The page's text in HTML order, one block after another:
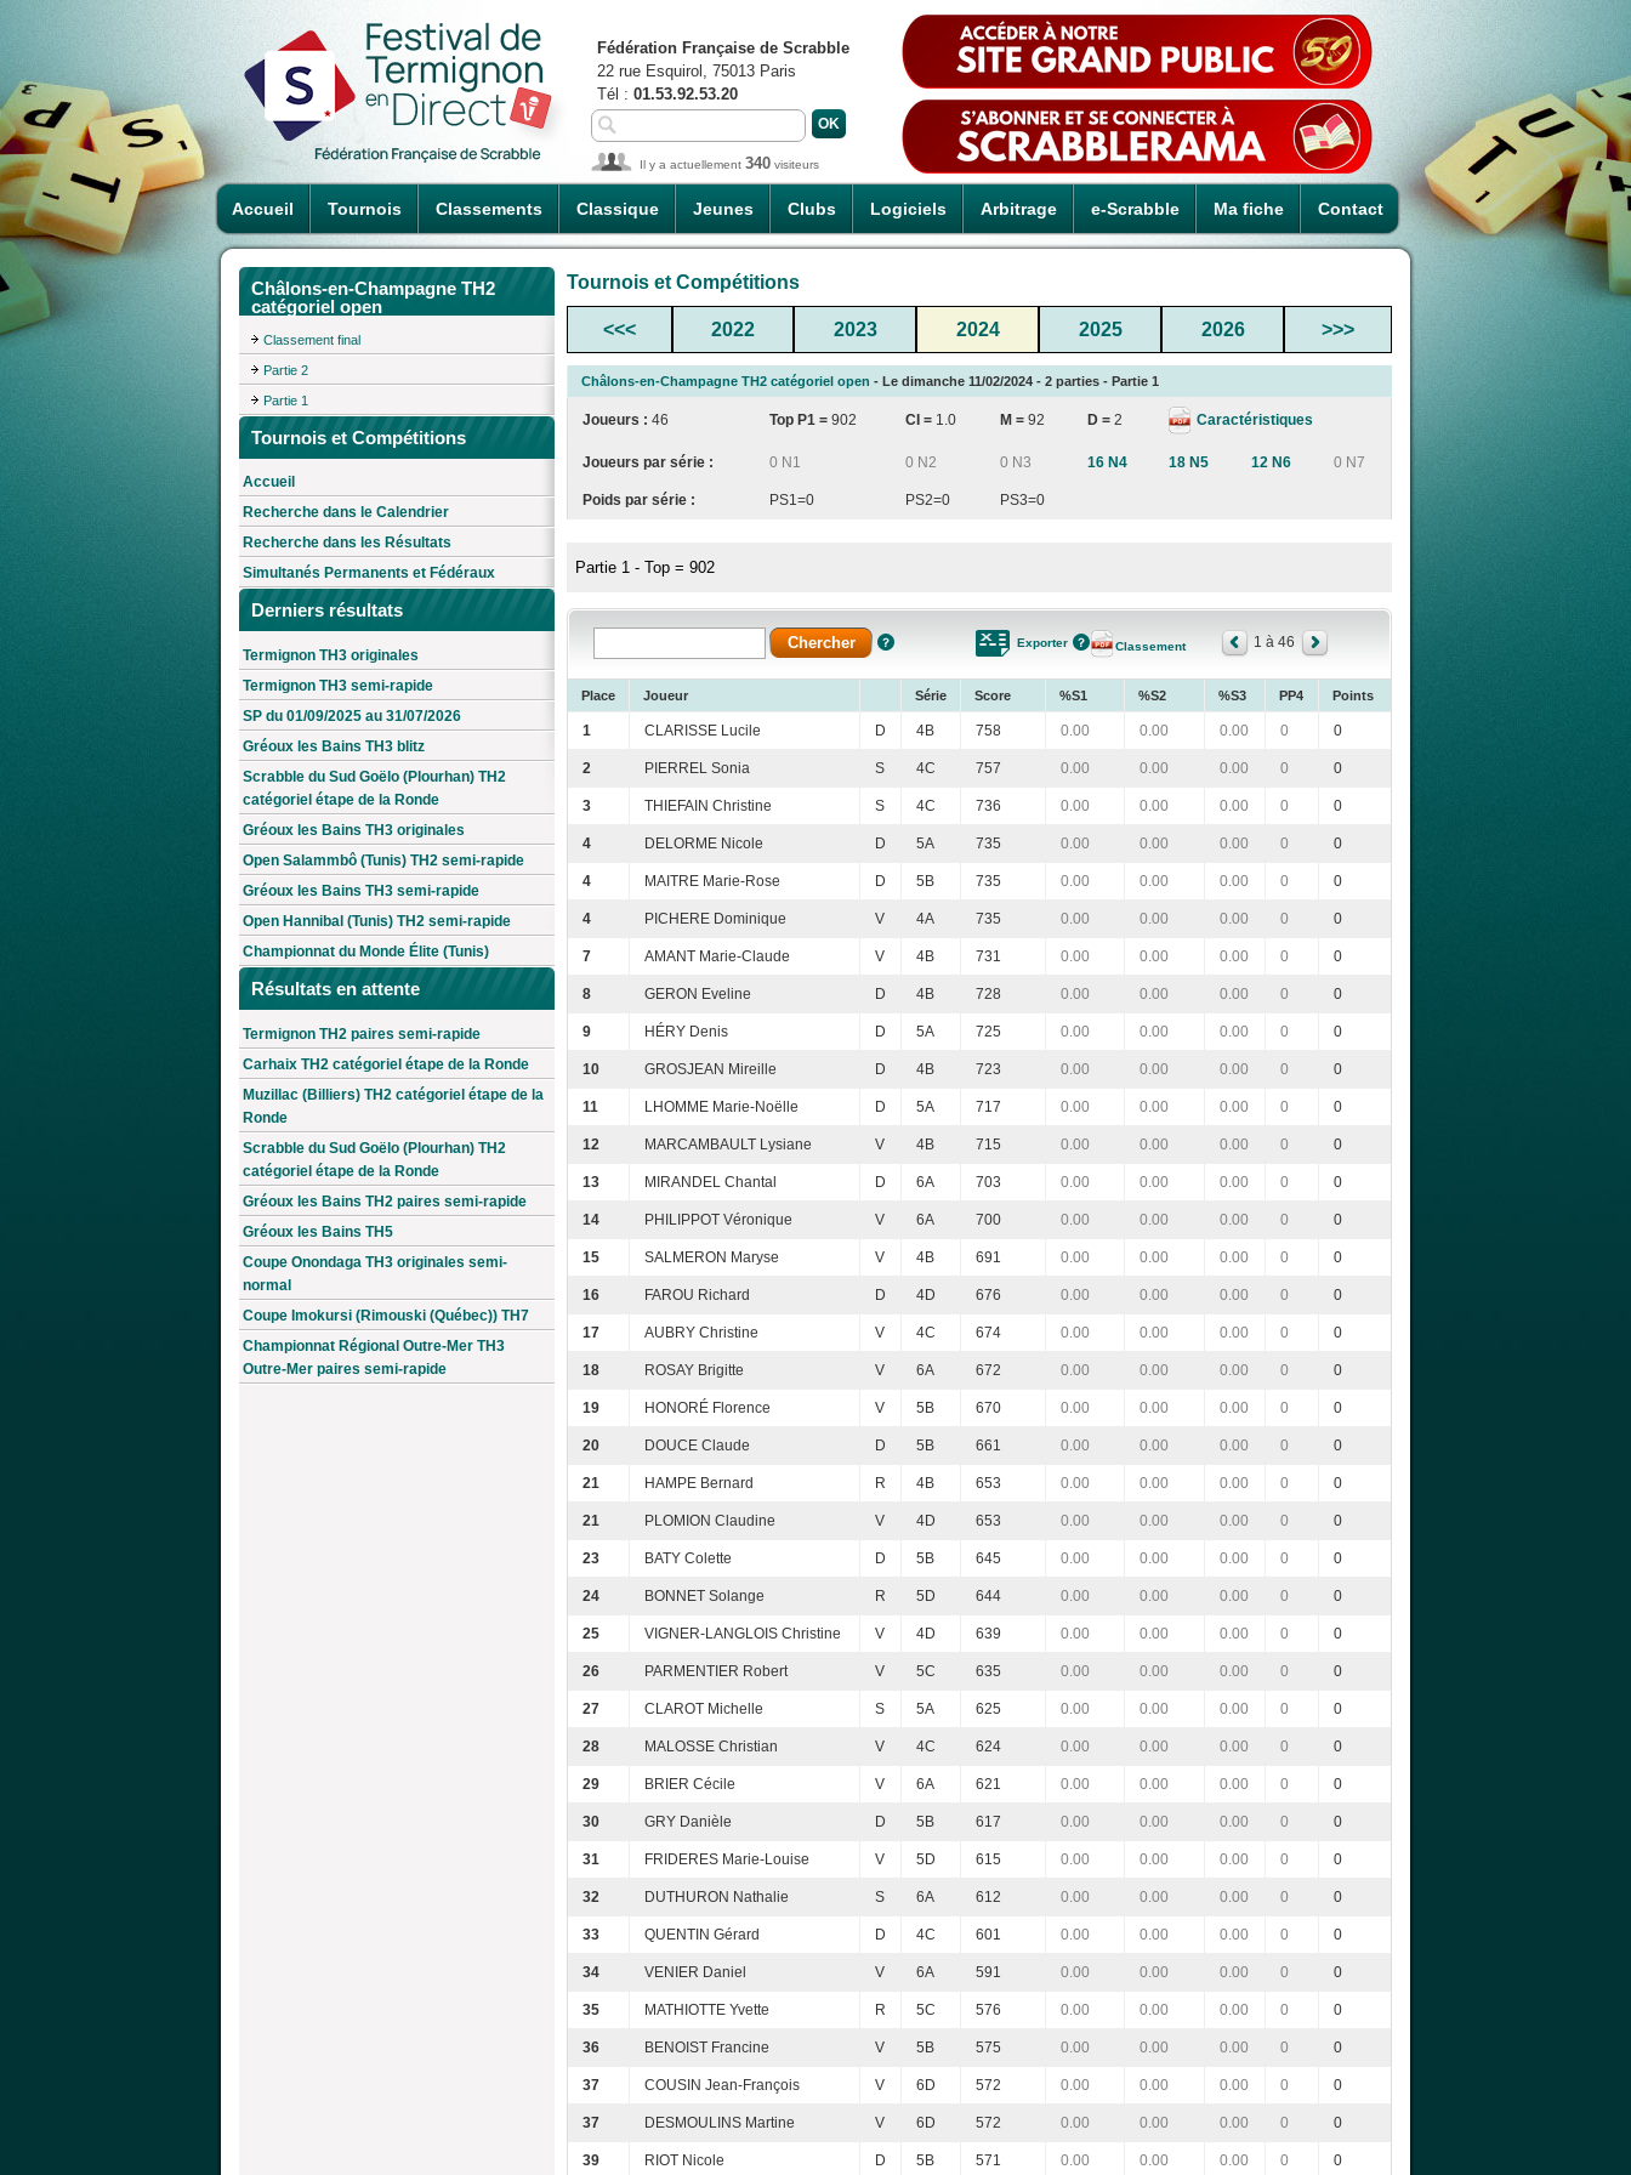
Accueil Tournois Classements Classique Jeunes Clubs Logiciels Arbitrage e-Scrabble Ma fiche Contact
Fédération Française de Scrabble
22 rue Esquirol, 75013 Paris
Tél : 01.53.92.53.20
Il y a actuellement 340 visiteurs
Châlons-en-Champagne TH2
catégoriel open
Classement final
Partie 2
Partie 1
Tournois et Compétitions
Accueil
Recherche dans le Calendrier
Recherche dans les Résultats
Simultanés Permanents et Fédéraux
Derniers résultats
Termignon TH3 originales
Termignon TH3 semi-rapide
SP du 01/09/2025 au 31/07/2026
Gréoux les Bains TH3 blitz
Scrabble du Sud Goëlo (Plourhan) TH2
catégoriel étape de la Ronde
Gréoux les Bains TH3 originales
Open Salammbô (Tunis) TH2 semi-rapide
Gréoux les Bains TH3 semi-rapide
Open Hannibal (Tunis) TH2 semi-rapide
Championnat du Monde Élite (Tunis)
Résultats en attente
Termignon TH2 paires semi-rapide
Carhaix TH2 catégoriel étape de la Ronde
Muzillac (Billiers) TH2 catégoriel étape de la
Ronde
Scrabble du Sud Goëlo (Plourhan) TH2
catégoriel étape de la Ronde
Gréoux les Bains TH2 paires semi-rapide
Gréoux les Bains TH5
Coupe Onondaga TH3 originales semi-
normal
Coupe Imokursi (Rimouski (Québec)) TH7
Championnat Régional Outre-Mer TH3
Outre-Mer paires semi-rapide
Tournois et Compétitions
<<< 2022 2023 2024 2025 2026 >>>
Châlons-en-Champagne TH2 catégoriel open - Le dimanche 11/02/2024 - 2 parties - Partie 1
Joueurs : 46 Top P1 = 902 CI = 1.0 M = 92 D = 2 Caractéristiques
Joueurs par série : 0 N1 0 N2 0 N3 16 N4 18 N5 12 N6 0 N7
Poids par série : PS1=0 PS2=0 PS3=0
Partie 1 - Top = 902
Exporter Classement 1 à 46
Place Joueur Série Score %S1 %S2 %S3 PP4 Points
1 CLARISSE Lucile D 4B 758 0.00 0.00 0.00 0 0
2 PIERREL Sonia S 4C 757 0.00 0.00 0.00 0 0
3 THIEFAIN Christine S 4C 736 0.00 0.00 0.00 0 0
4 DELORME Nicole D 5A 735 0.00 0.00 0.00 0 0
4 MAITRE Marie-Rose D 5B 735 0.00 0.00 0.00 0 0
4 PICHERE Dominique V 4A 735 0.00 0.00 0.00 0 0
7 AMANT Marie-Claude V 4B 731 0.00 0.00 0.00 0 0
8 GERON Eveline D 4B 728 0.00 0.00 0.00 0 0
9 HÉRY Denis D 5A 725 0.00 0.00 0.00 0 0
10 GROSJEAN Mireille D 4B 723 0.00 0.00 0.00 0 0
11 LHOMME Marie-Noëlle D 5A 717 0.00 0.00 0.00 0 0
12 MARCAMBAULT Lysiane V 4B 715 0.00 0.00 0.00 0 0
13 MIRANDEL Chantal D 6A 703 0.00 0.00 0.00 0 0
14 PHILIPPOT Véronique V 6A 700 0.00 0.00 0.00 0 0
15 SALMERON Maryse V 4B 691 0.00 0.00 0.00 0 0
16 FAROU Richard D 4D 676 0.00 0.00 0.00 0 0
17 AUBRY Christine V 4C 674 0.00 0.00 0.00 0 0
18 ROSAY Brigitte V 6A 672 0.00 0.00 0.00 0 0
19 HONORÉ Florence V 5B 670 0.00 0.00 0.00 0 0
20 DOUCE Claude D 5B 661 0.00 0.00 0.00 0 0
21 HAMPE Bernard R 4B 653 0.00 0.00 0.00 0 0
21 PLOMION Claudine V 4D 653 0.00 0.00 0.00 0 0
23 BATY Colette D 5B 645 0.00 0.00 0.00 0 0
24 BONNET Solange R 5D 644 0.00 0.00 0.00 0 0
25 VIGNER-LANGLOIS Christine V 4D 639 0.00 0.00 0.00 0 0
26 PARMENTIER Robert V 5C 635 0.00 0.00 0.00 0 0
27 CLAROT Michelle S 5A 625 0.00 0.00 0.00 0 0
28 MALOSSE Christian V 4C 624 0.00 0.00 0.00 0 0
29 BRIER Cécile V 6A 621 0.00 0.00 0.00 0 0
30 GRY Danièle D 5B 617 0.00 0.00 0.00 0 0
31 FRIDERES Marie-Louise V 5D 615 0.00 0.00 0.00 0 0
32 DUTHURON Nathalie S 6A 612 0.00 0.00 0.00 0 0
33 QUENTIN Gérard D 4C 601 0.00 0.00 0.00 0 0
34 VENIER Daniel V 6A 591 0.00 0.00 0.00 0 0
35 MATHIOTTE Yvette R 5C 576 0.00 0.00 0.00 0 0
36 BENOIST Francine V 5B 575 0.00 0.00 0.00 0 0
37 COUSIN Jean-François V 6D 572 0.00 0.00 0.00 0 0
37 DESMOULINS Martine V 6D 572 0.00 0.00 0.00 0 0
39 RIOT Nicole D 5B 571 0.00 0.00 0.00 0 0